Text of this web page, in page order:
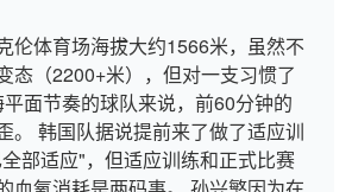
伦体育场海拔大约1566米，虽然不
态（2200+米），但对一支习惯了
面节奏的球队来说，前60分钟的
。 韩国队据说提前来了做了适应训
部适应"，但适应训练和正式比赛